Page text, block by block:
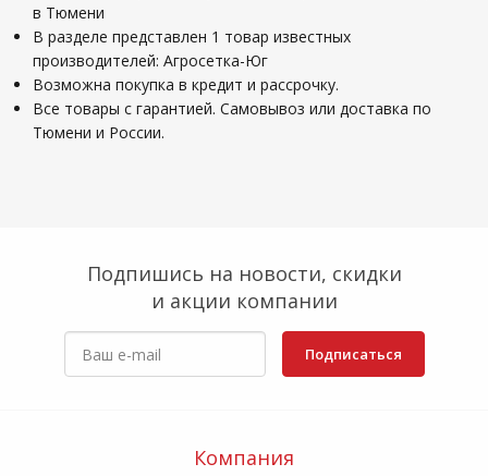
в Тюмени
В разделе представлен 1 товар известных
производителей: Агросетка-Юг
Возможна покупка в кредит и рассрочку.
Все товары с гарантией. Самовывоз или доставка по
Тюмени и России.
Подпишись на новости, скидки
и акции компании
Подписаться
Компания